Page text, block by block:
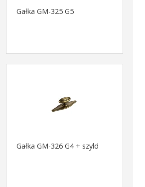
Gałka GM-325 G5
Gałka GM-326 G4 + szyld